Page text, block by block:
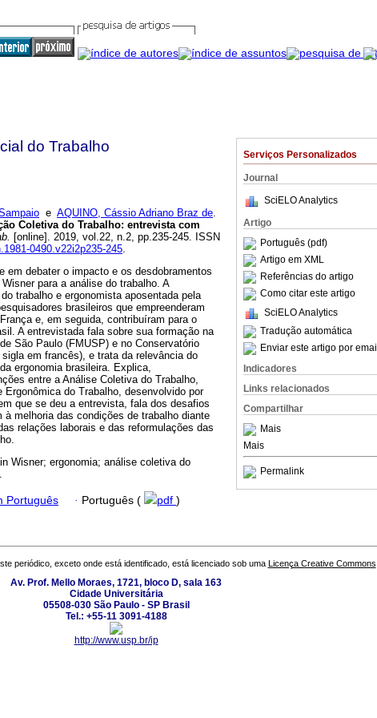
Serviços Personalizados
Journal
SciELO Analytics
Artigo
Português (pdf)
Artigo em XML
Referências do artigo
Como citar este artigo
SciELO Analytics
Tradução automática
Enviar este artigo por email
Indicadores
Links relacionados
Compartilhar
Mais
Mais
Permalink
do Trabalho
e AQUINO, Cássio Adriano Braz de.
Coletiva do Trabalho: entrevista com
[online]. 2019, vol.22, n.2, pp.235-245. ISSN
0490.v22i2p235-245.
em debater o impacto e os desdobramentos
para a análise do trabalho. A
trabalho e ergonomista aposentada pela
brasileiros que empreenderam
e, em seguida, contribuíram para o
A entrevistada fala sobre sua formação na
São Paulo (FMUSP) e no Conservatório
em francês), e trata da relevância do
ergonomia brasileira. Explica,
entre a Análise Coletiva do Trabalho,
do Trabalho, desenvolvido por
que se deu a entrevista, fala dos desafios
melhoria das condições de trabalho diante
relações laborais e das reformulações das
Wisner; ergonomia; análise coletiva do
Português · Português ( pdf )
periódico, exceto onde está identificado, está licenciado sob uma Licença Creative Commons
Av. Prof. Mello Moraes, 1721, bloco D, sala 163
Cidade Universitária
05508-030 São Paulo - SP Brasil
Tel.: +55-11 3091-4188
http://www.usp.br/ip